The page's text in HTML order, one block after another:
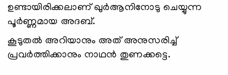
ഉണ്ടായിരിക്കലാണ് ഖുര്‍ആനിനോടു ചെയ്യുന്ന
പൂര്‍ണ്ണമായ അദബ്.
കൂടുതല്‍ അറിയാനും അത് അനുസരിച്ച്
പ്രവര്‍ത്തിക്കാനും നാഥന്‍ തുണക്കട്ടെ.